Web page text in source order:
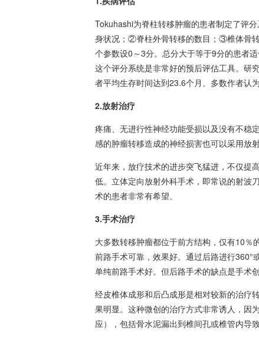
Tokuhashi为脊柱转移肿瘤的患者制定了评
身状况；②脊柱外骨转移的数目；③椎体骨
个参数设0～3分。总分大于等于9分的患者
这个评分系统是非常好的预后评估工具。研
者平均生存时间达到23.6个月。多数作者认
2.放射治疗
疼痛、无进行性神经功能受损以及没有不稳
感的肿瘤转移造成的神经损害也可以采用放
近年来，放疗技术的进步突飞猛进，不仅提
低。立体定向放射外科手术，即常说的射波
术的患者非常有希望。
3.手术治疗
大多数转移肿瘤都位于前方结构，仅有10％
前路手术可靠，效果好。通过后路进行
单纯前路手术好。但后路手术的缺点是手术
经皮椎体成形和后凸成形是相对较新的治疗
果明显。这种微创的治疗方式非常诱人，因
应），包括骨水泥漏出到椎间孔或椎管内导